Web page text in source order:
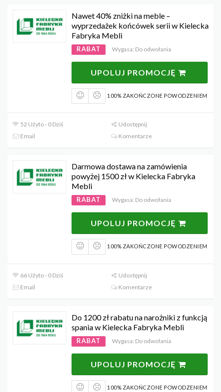
Nawet 40% zniżki na meble –
wyprzedażek końcówek serii w Kielecka
Fabryka Mebli
RABAT Wygasa: Do odwołania
UPOLUJ PROMOCJĘ
100% ZAKOŃCZONE POWODZENIEM
52 Użyto - 0 Dziś
Udostępnij
Email
Komentarze
Darmowa dostawa na zamówienia
powyżej 1500 zł w Kielecka Fabryka
Mebli
RABAT Wygasa: Do odwołania
UPOLUJ PROMOCJĘ
100% ZAKOŃCZONE POWODZENIEM
66 Użyto - 0 Dziś
Udostępnij
Email
Komentarze
Do 1200 zł rabatu na narożniki z funkcją
spania w Kielecka Fabryka Mebli
RABAT Wygasa: Do odwołania
UPOLUJ PROMOCJĘ
100% ZAKOŃCZONE POWODZENIEM